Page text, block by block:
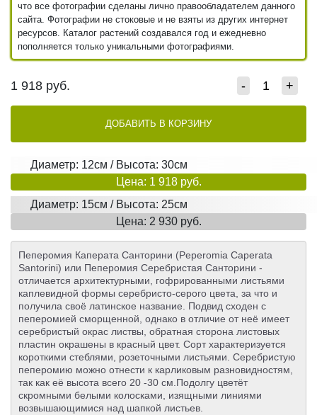
что все фотографии сделаны лично правообладателем данного
сайта. Фотографии не стоковые и не взяты из других интернет
ресурсов. Каталог растений создавался год и ежедневно
пополняется только уникальными фотографиями.
1 918 руб. - +
ДОБАВИТЬ В КОРЗИНУ
Диаметр: 12см / Высота: 30см
Цена: 1 918 руб.
Диаметр: 15см / Высота: 25см
Цена: 2 930 руб.
Пеперомия Каперата Санторини (Peperomia Caperata
Santorini) или Пеперомия Серебристая Санторини -
отличается архитектурными, гофрированными листьями
каплевидной формы серебристо-серого цвета, за что и
получила своё латинское название. Подвид сходен с
пеперомией сморщенной, однако в отличие от неё имеет
серебристый окрас листвы, обратная сторона листовых
пластин окрашены в красный цвет. Сорт характеризуется
короткими стеблями, розеточными листьями. Серебристую
пеперомию можно отнести к карликовым разновидностям,
так как её высота всего 20 -30 см.Подолгу цветёт
скромными белыми колосками, изящными линиями
возвышающимися над шапкой листьев.